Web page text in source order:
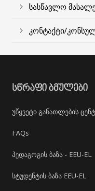
სასწავლო
კონტაქტი/
ᲡᲬᲠᲐᲤᲘ ᲑᲛᲣᲚᲔᲑᲘ
უწყვეტი განათლების
FAQs
პედაგოგის ბაზა - EEU-EL
სტუდენტის ბაზა EEU-EL